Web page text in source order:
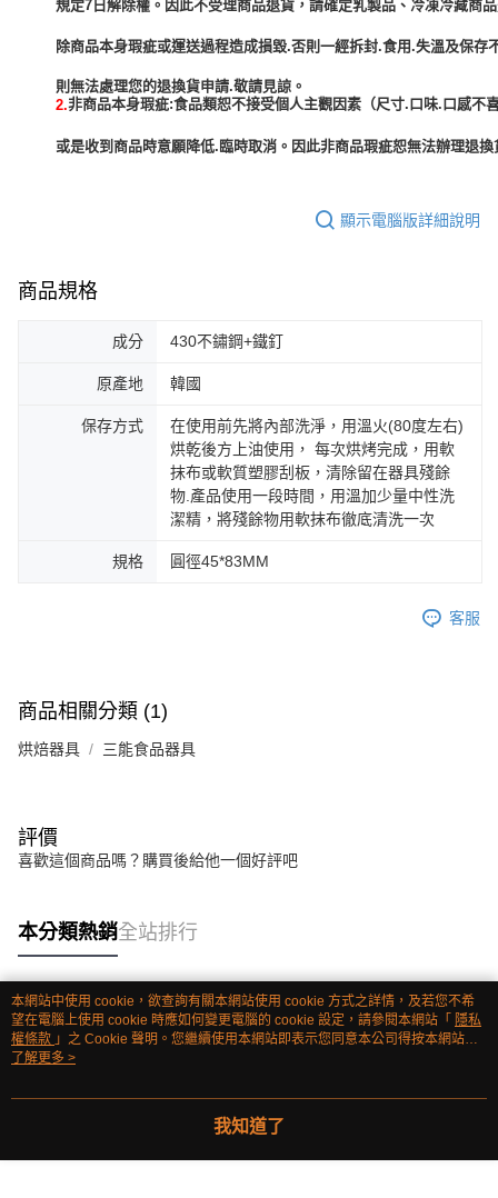
規定7日解除權。因此不受理商品退貨，請確定乳製品、冷凍冷藏商
除商品本身瑕疵或運送過程造成損毀.否則一經拆封.食用.失溫及保存
2.非商品本身瑕疵:食品類恕不接受個人主觀因素（尺寸.口味.口感不
或是收到商品時意願降低.臨時取消。因此非商品瑕疵恕無法辦理退
顯示電腦版詳細說明
商品規格
成分 430不鏽鋼+鐵釘
原產地 韓國
保存方式
在使用前先將內部洗淨，用溫火(80度左右)
烘乾後方上油使用， 每次烘烤完成，用軟
抹布或軟質塑膠刮板，清除留在器具殘餘
物.產品使用一段時間，用溫加少量中性洗
潔精，將殘餘物用軟抹布徹底清洗一次
規格 圓徑45*83MM
客服
商品相關分類 (1)
烘焙器具 三能食品器具
評價
喜歡這個商品嗎？購買後給他一個好評吧
本分類熱銷全站排行
熱門標籤
本網站中使用 cookie，欲查詢有關本網站使用 cookie 方式之詳情，及若您不希
望在電腦上使用 cookie 時應如何變更電腦的 cookie 設定，請參閱本網站「 隱私
權條款 」之 Cookie 聲明。您繼續使用本網站即表示您同意本公司得按本網站使
用條款之 Cookie 聲明使用 cookie。
了解更多 >
我知道了